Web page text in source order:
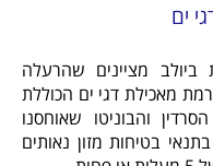
ים
מציינים שהרעלה
מאכילת דגי ים הכוללת
והבוניטו שאוחסנו
בטיחות מזון נאותים